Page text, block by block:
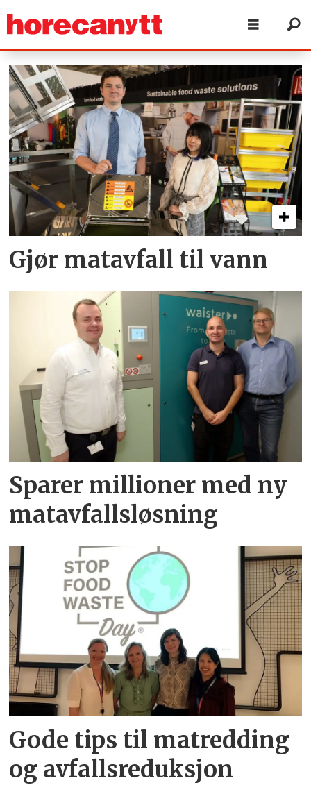
Tag:
matavfall
Gjør matavfall til vann
Sparer millioner med ny
matavfallsløsning
Gode tips til matredding
og avfallsreduksjon